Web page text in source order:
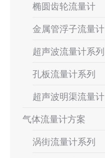
椭圆齿轮流量计
金属管浮子流量计
超声波流量计系列
孔板流量计系列
超声波明渠流量计
气体流量计方案
涡街流量计系列